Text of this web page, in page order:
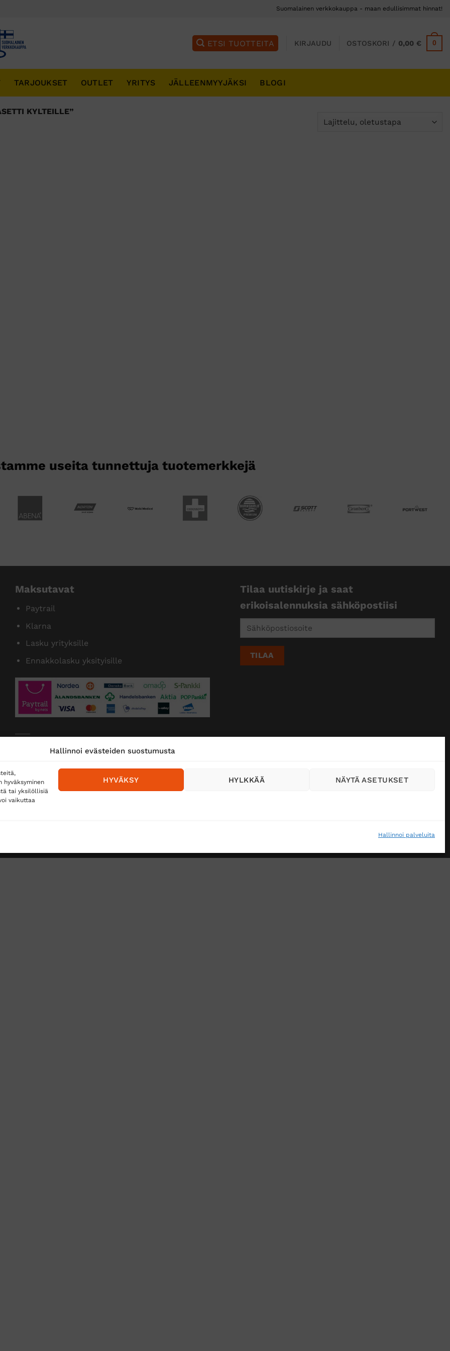
Hallinnoi evästeiden suostumusta
tai yksilöllisiä
vaikuttaa
Hallinnoi palveluita
HYVÄKSY HYLKKÄÄ NÄYTÄ ASETUKSET
Suomalainen verkkokauppa - maan edullisimmat hinnat!
KIRJAUDU OSTOSKORI / 0,00€ 0
TARJOUKSET OUTLET YRITYS JÄLLEENMYYJÄKSI BLOGI
KYLTEILLE”
useita tunnettuja tuotemerkkejä
Maksutavat
Paytrail
Klarna
Lasku yrityksille
Ennakkolasku yksityisille
Toimitustavat
Matkahuolto
Postnord
Tilaa uutiskirje ja saat
erikoisalennuksia sähköpostiisi